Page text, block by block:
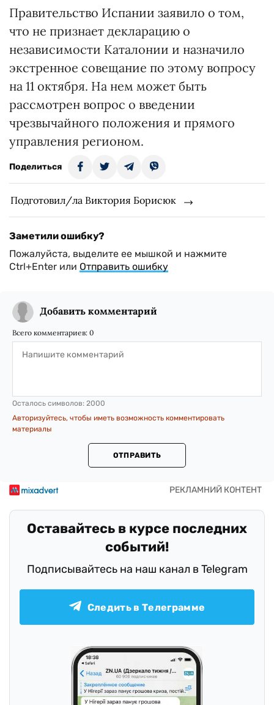
Правительство Испании заявило о том,
что не признает декларацию о
независимости Каталонии и назначило
экстренное совещание по этому вопросу
на 11 октября. На нем может быть
рассмотрен вопрос о введении
чрезвычайного положения и прямого
управления регионом.
Поделиться
Подготовил/ла Виктория Борисюк
Заметили ошибку?
Пожалуйста, выделите ее мышкой и нажмите
Ctrl+Enter или Отправить ошибку
Добавить комментарий
Всего комментариев: 0
Осталось символов: 2000
Авторизуйтесь, чтобы иметь возможность комментировать
материалы
ОТПРАВИТЬ
Оставайтесь в курсе последних
событий!
Подписывайтесь на наш канал в Telegram
Следить в Телеграмме